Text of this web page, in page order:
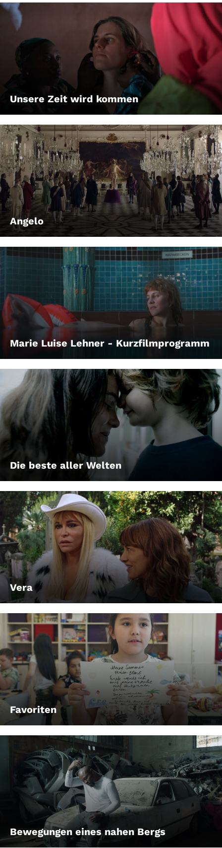
Unsere Zeit wird kommen
Angelo
Marie Luise Lehner - Kurzfilmprogramm
Die beste aller Welten
Vera
Favoriten
Bewegungen eines nahen Bergs